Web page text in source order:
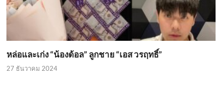
หล่อและเก่ง “น้องด้อล” ลูกชาย “เอส วรฤทธิ์”
27 ธันวาคม 2024